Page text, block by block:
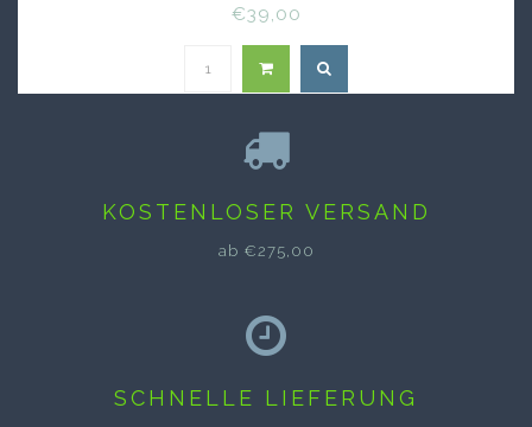
€39,00
KOSTENLOSER VERSAND
ab €275,00
SCHNELLE LIEFERUNG